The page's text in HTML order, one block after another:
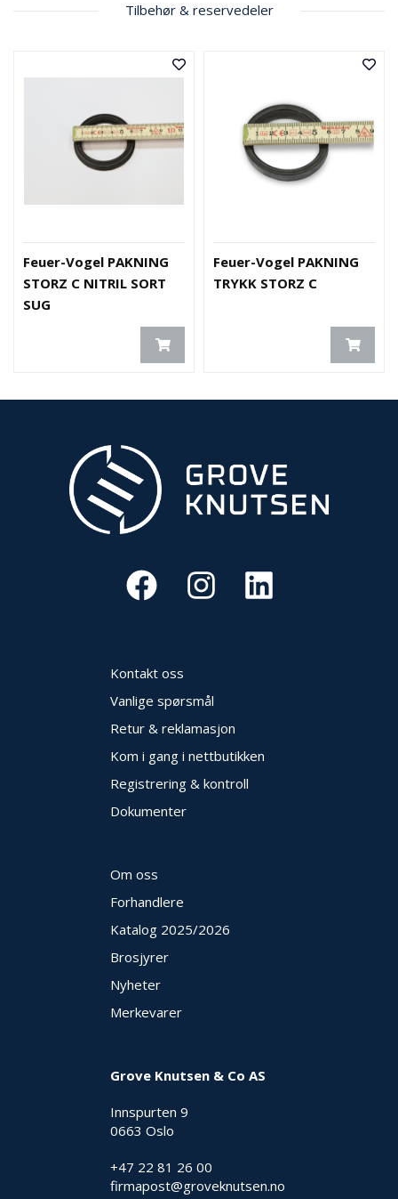
Tilbehør & reservedeler
Feuer-Vogel PAKNING
STORZ C NITRIL SORT
SUG
Feuer-Vogel PAKNING
TRYKK STORZ C
Kontakt oss
Vanlige spørsmål
Retur & reklamasjon
Kom i gang i nettbutikken
Registrering & kontroll
Dokumenter
Om oss
Forhandlere
Katalog 2025/2026
Brosjyrer
Nyheter
Merkevarer
Grove Knutsen & Co AS
Innspurten 9
0663 Oslo
+47 22 81 26 00
firmapost@groveknutsen.no